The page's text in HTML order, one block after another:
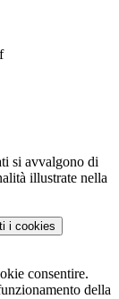
si avvalgono di
illustrate nella
i cookies
consentire.
della